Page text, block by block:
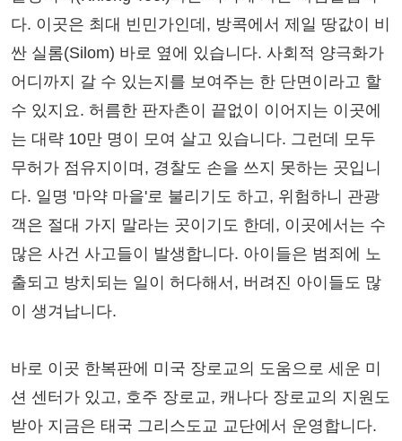
다. 이곳은 최대 빈민가인데, 방콕에서 제일 땅값이 비
싼 실롬(Silom) 바로 옆에 있습니다. 사회적 양극화가
어디까지 갈 수 있는지를 보여주는 한 단면이라고 할
수 있지요. 허름한 판자촌이 끝없이 이어지는 이곳에
는 대략 10만 명이 모여 살고 있습니다. 그런데 모두
무허가 점유지이며, 경찰도 손을 쓰지 못하는 곳입니
다. 일명 '마약 마을'로 불리기도 하고, 위험하니 관광
객은 절대 가지 말라는 곳이기도 한데, 이곳에서는 수
많은 사건 사고들이 발생합니다. 아이들은 범죄에 노
출되고 방치되는 일이 허다해서, 버려진 아이들도 많
이 생겨납니다.
바로 이곳 한복판에 미국 장로교의 도움으로 세운 미
션 센터가 있고, 호주 장로교, 캐나다 장로교의 지원도
받아 지금은 태국 그리스도교 교단에서 운영합니다.